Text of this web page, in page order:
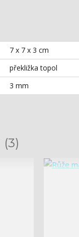
7 x 7 x 3 cm
překližka topol
3 mm
3